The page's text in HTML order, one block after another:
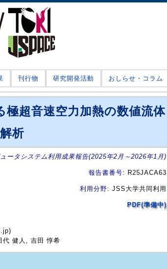
刊行物 研究開発活動 おしらせ・コラム
超音速空力加熱の数値流体
解析
ータシステム利用成果報告(2025年2月～2026年1月)
報告書番号: R25JACA63
利用分野: JSS大学共同利用
PDF(準備中)
代 健人, 吉田 惇希